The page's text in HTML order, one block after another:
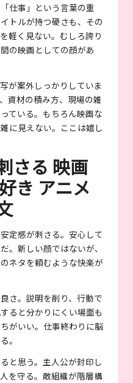
仕事」という言葉の重
トルが持つ硬さも、その
軽く見ない。むしろ誇り
の映画としての顔があ
が案外しっかりしていま
資材の積み方、現場の雑
ている。もちろん映画な
に見えない。ここは嬉し
さる 映画
き アニメ
定感が刺さる。安心して
。新しい顔ではないが、
ネタを頼むような快楽が
さ。説明を削り、行動で
ると分かりにくい場面も
がいい。仕事終わりに脳
。
と思う。主人公が封印し
を守る。敵組織が階層構